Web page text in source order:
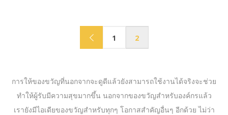
1 2
การให้ของขวัญที่นอกจากจะดูดีแล้วยังสามารถใช้งานได้จริงจะช่วย
ทำให้ผู้รับมีความสุขมากขึ้น นอกจากของขวัญสำหรับองค์กรแล้ว
เรายังมีไอเดียของขวัญสำหรับทุกๆ โอกาสสำคัญอื่นๆ อีกด้วย ไม่ว่า